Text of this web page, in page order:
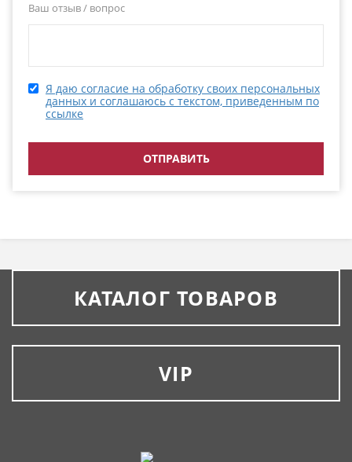
Ваш отзыв / вопрос
Я даю согласие на обработку своих персональных
данных и соглашаюсь с текстом, приведенным по
ссылке
КАТАЛОГ ТОВАРОВ
VIP